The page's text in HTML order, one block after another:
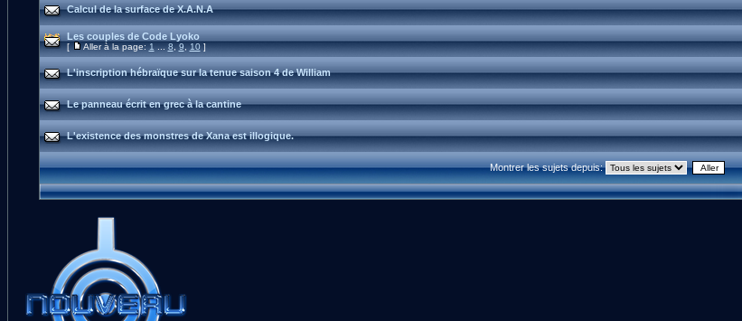
Calcul de la surface de X.A.N.A
Les couples de Code Lyoko
[ Aller à la page:1...8,9,10]
L'inscription hébraïque sur la tenue saison 4 de William
Le panneau écrit en grec à la cantine
L'existence des monstres de Xana est illogique.
Montrer les sujets depuis: